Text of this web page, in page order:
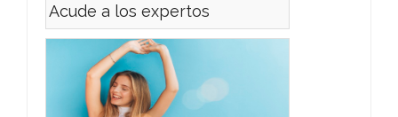
Acude a los expertos